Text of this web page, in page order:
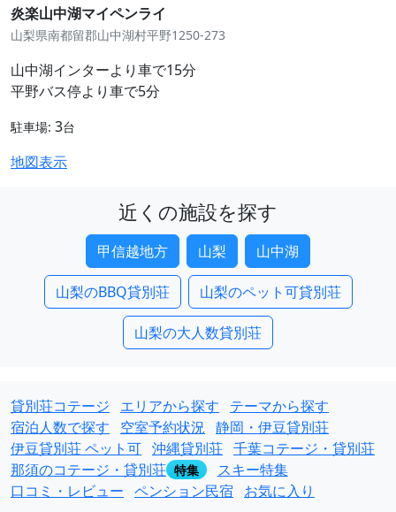
炎楽山中湖マイペンライ
山梨県南都留郡山中湖村平野1250-273
山中湖インターより車で15分
平野バス停より車で5分
駐車場: 3台
地図表示
近くの施設を探す
甲信越地方 山梨 山中湖
山梨のBBQ貸別荘 山梨のペット可貸別荘
山梨の大人数貸別荘
貸別荘コテージ エリアから探す
テーマから探す
宿泊人数で探す
空室予約状況 静岡・伊豆貸別荘
伊豆貸別荘 ペット可 沖縄貸別荘 千葉コテージ・貸別荘
那須のコテージ・貸別荘 特集
スキー特集
口コミ・レビュー ペンション民宿 お気に入り